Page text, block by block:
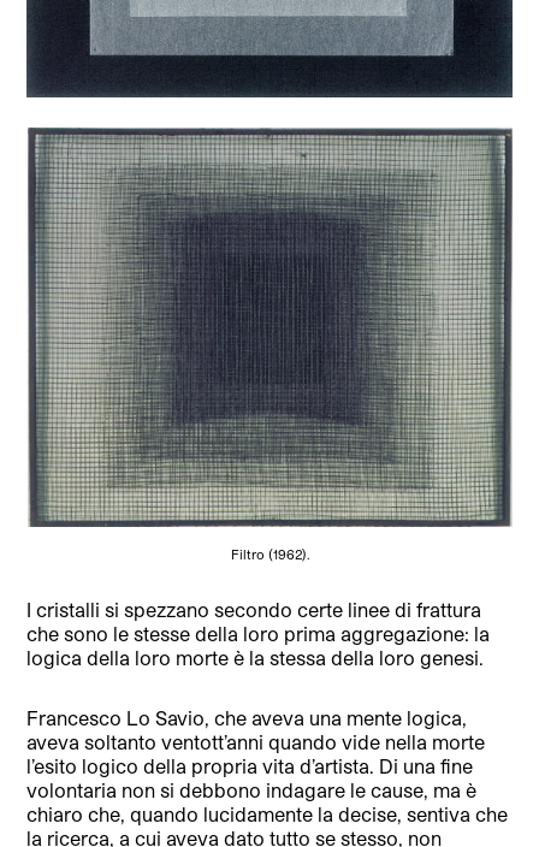
Filtro (1962).
I cristalli si spezzano secondo certe linee di frattura
che sono le stesse della loro prima aggregazione: la
logica della loro morte è la stessa della loro genesi.
Francesco Lo Savio, che aveva una mente logica,
aveva soltanto ventott’anni quando vide nella morte
l’esito logico della propria vita d’artista. Di una fine
volontaria non si debbono indagare le cause, ma è
chiaro che, quando lucidamente la decise, sentiva che
la ricerca, a cui aveva dato tutto se stesso, non